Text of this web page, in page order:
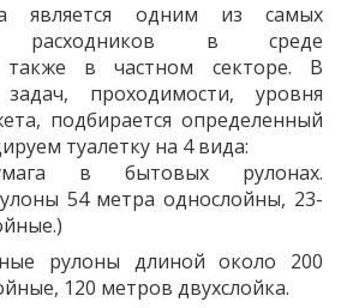
является одним из самых
расходников в среде
также в частном секторе. В
проходимости, уровня
подбирается определенный
туалетку на 4 вида:
в бытовых рулонах.
54 метра однослойны, 23-
рулоны длиной около 200
120 метров двухслойка.